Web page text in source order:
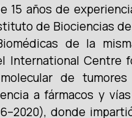
15 años de
de Biociencias
de la
International Centre
de
a fármacos y
donde